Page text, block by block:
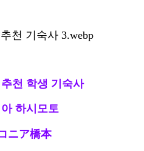
천 학생 기숙사
하시모토
ニア橋本